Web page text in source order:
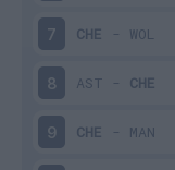
7 CHE - WOL
8 AST - CHE
9 CHE - MAN